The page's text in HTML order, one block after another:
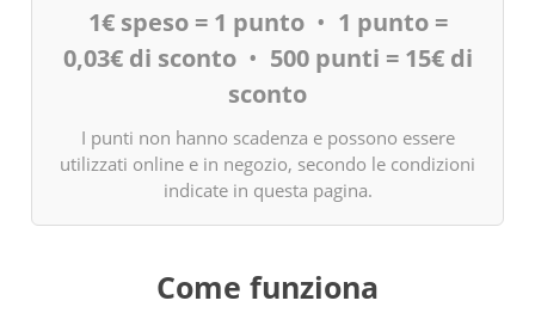
1€ speso = 1 punto• 1 punto =
0,03€ di sconto• 500 punti = 15€ di
sconto
I punti non hanno scadenza e possono essere
utilizzati online e in negozio, secondo le condizioni
indicate in questa pagina.
Come funziona